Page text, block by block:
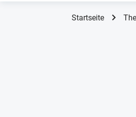
Startseite